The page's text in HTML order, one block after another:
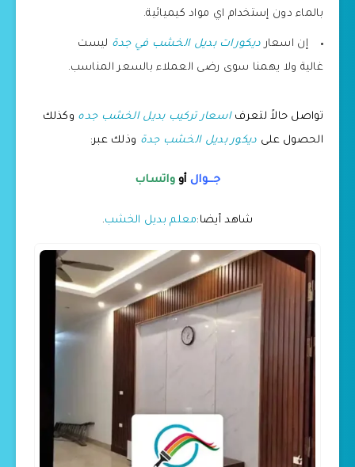
بالماء دون إستخدام اي مواد كيميائية.
إن اسعار ديكورات بديل الخشب في جدة ليست
غالية ولا يهمنا سوى رضى العملاء بالسعر المناسب.
تواصل حالاً لتعرفاسعار تركيب بديل الخشب جده وكذلك
الحصول على ديكور بديل الخشب جدة وذلك عبر:
جــوالأوواتساب
شاهد أيضا:معلم بديل الخشب.